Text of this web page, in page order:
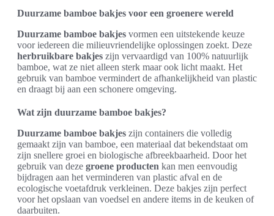
Duurzame bamboe bakjes voor een groenere wereld
Duurzame bamboe bakjes vormen een uitstekende keuze
voor iedereen die milieuvriendelijke oplossingen zoekt. Deze
herbruikbare bakjes zijn vervaardigd van 100% natuurlijk
bamboe, wat ze niet alleen sterk maar ook licht maakt. Het
gebruik van bamboe vermindert de afhankelijkheid van plastic
en draagt bij aan een schonere omgeving.
Wat zijn duurzame bamboe bakjes?
Duurzame bamboe bakjes zijn containers die volledig
gemaakt zijn van bamboe, een materiaal dat bekendstaat om
zijn snellere groei en biologische afbreekbaarheid. Door het
gebruik van deze groene producten kan men eenvoudig
bijdragen aan het verminderen van plastic afval en de
ecologische voetafdruk verkleinen. Deze bakjes zijn perfect
voor het opslaan van voedsel en andere items in de keuken of
daarbuiten.